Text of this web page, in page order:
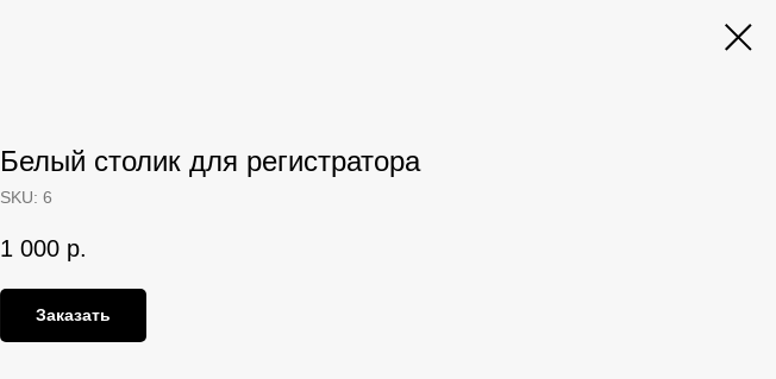
Белый столик для регистратора
SKU: 6
1 000 р.
Заказать